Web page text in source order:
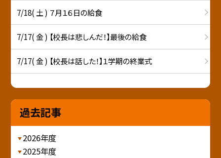
7/18( 土 ) ７月１６日の給食
7/17( 金 ) 【校長は悲しんだ！】最後の給食
7/17( 金 ) 【校長は話した！】１学期の終業式
過去記事
2026年度
2025年度